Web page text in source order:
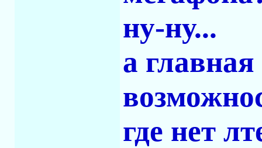
ну-ну...
а главная
где нет